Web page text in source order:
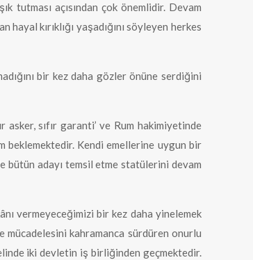
tutması açısından çok önemlidir. Devam
kırıklığı yaşadığını söyleyen herkes
bir kez daha gözler önüne serdiğini
sıfır garanti’ ve Rum hakimiyetinde
beklemektedir. Kendi emellerine uygun bir
bütün adayı temsil etme statülerini devam
vermeyeceğimizi bir kez daha yinelemek
kahramanca sürdüren onurlu
iki devletin iş birliğinden geçmektedir.